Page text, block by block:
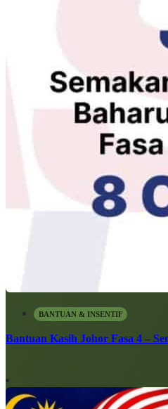
BANTUAN & INSENTIF
Bantuan Kasih Johor Fasa 4 –